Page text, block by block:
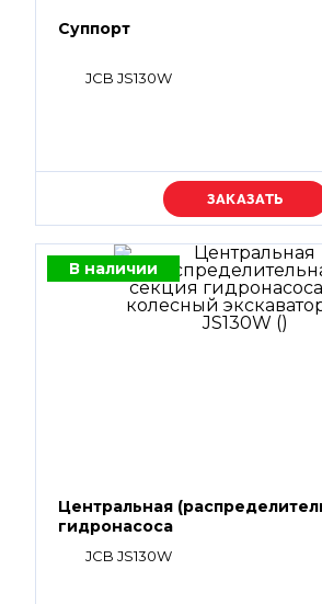
Суппорт
JCB JS130W
Уточняйте цену
В наличии
Центральная
гидронасоса
JCB JS130W